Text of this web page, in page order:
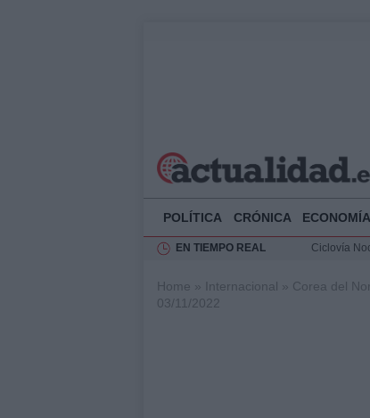
POLÍTICA CRÓNICA ECONOMÍA
EN TIEMPO REAL
Ciclovía
Home » Internacional » Corea del
03/11/2022